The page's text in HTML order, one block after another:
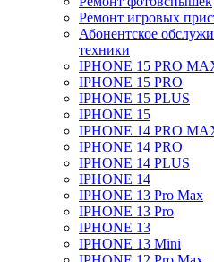
Ремонт игровых
Абонентское
техники
IPHONE 15 PRO
IPHONE 15 PRO
IPHONE 15 PLUS
IPHONE 15
IPHONE 14 PRO
IPHONE 14 PRO
IPHONE 14 PLUS
IPHONE 14
IPHONE 13 Pro Max
IPHONE 13 Pro
IPHONE 13
IPHONE 13 Mini